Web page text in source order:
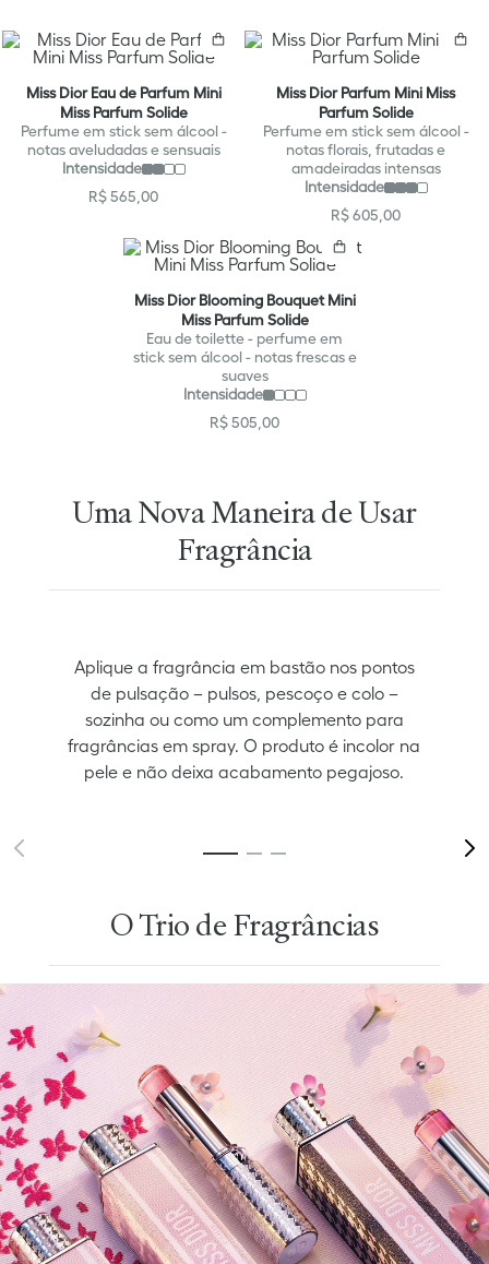
Comprar
Miss Dior Eau de Parfum Mini
Miss Parfum Solide
Perfume em stick sem álcool -
notas aveludadas e sensuais
Intensidade
R$565,00
Miss Dior Parfum Mini Miss
Parfum Solide
Perfume em stick sem álcool -
notas florais, frutadas e
amadeiradas intensas
Intensidade
R$605,00
Comprar
Miss Dior Blooming Bouquet Mini
Miss Parfum Solide
Eau de toilette - perfume em
stick sem álcool - notas frescas e
suaves
Intensidade
R$505,00
Uma Nova Maneira de Usar
Fragrância
Aplique a fragrância em bastão nos pontos
de pulsação – pulsos, pescoço e colo –
sozinha ou como um complemento para
fragrâncias em spray. O produto é incolor na
pele e não deixa acabamento pegajoso.
O Trio de Fragrâncias